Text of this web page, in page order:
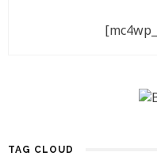
TAG CLOUD